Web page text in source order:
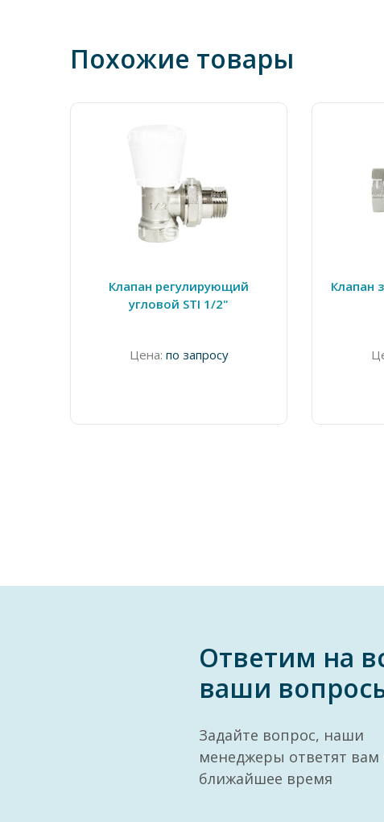
Похожие товары
Клапан регулирующий
угловой STI 1/2"
Цена: по запросу
Клапан
Ответим на
ваши
Задайте вопрос, наши
менеджеры ответят вам
ближайшее время